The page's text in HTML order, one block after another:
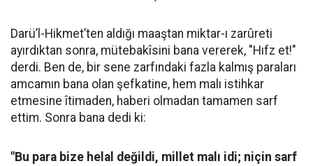
Darü’l-Hikmet’ten aldığı maaştan miktar-ı zarûreti
ayırdıktan sonra, mütebakîsini bana vererek, "Hıfz et!"
derdi. Ben de, bir sene zarfındaki fazla kalmış paraları
amcamın bana olan şefkatine, hem malı istihkar
etmesine îtimaden, haberi olmadan tamamen sarf
ettim. Sonra bana dedi ki:
"Bu para bize helal değildi, millet malı idi; niçin sarf